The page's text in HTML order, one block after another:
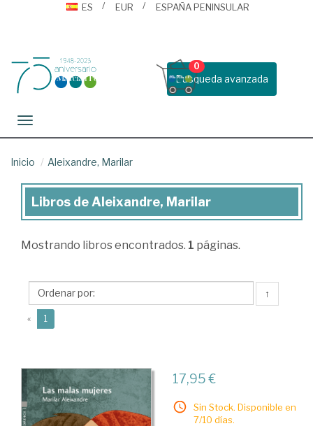
ES
EUR ESPAÑA PENINSULAR
Busqueda avanzada
0
Toggle navigation
Inicio Aleixandre, Marilar
Libros
Aleixandre,
Libros de Aleixandre, Marilar
Mostrando libros encontrados. 1 páginas.
↑
« 1
17,95 €
Sin Stock. Disponible en
7/10 días.